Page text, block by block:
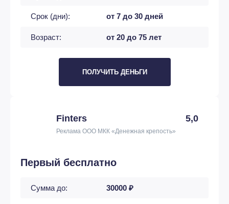
Срок (дни): от 7 до 30 дней
Возраст: от 20 до 75 лет
ПОЛУЧИТЬ ДЕНЬГИ
Finters 5,0
Реклама ООО МКК «Денежная крепость»
Первый бесплатно
Сумма до: 30000 ₽